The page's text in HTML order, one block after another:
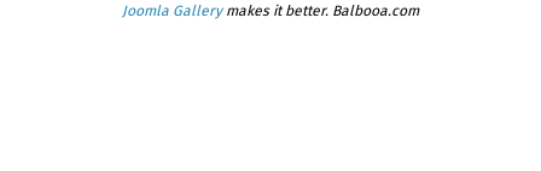
Joomla Gallerymakes it better. Balbooa.com